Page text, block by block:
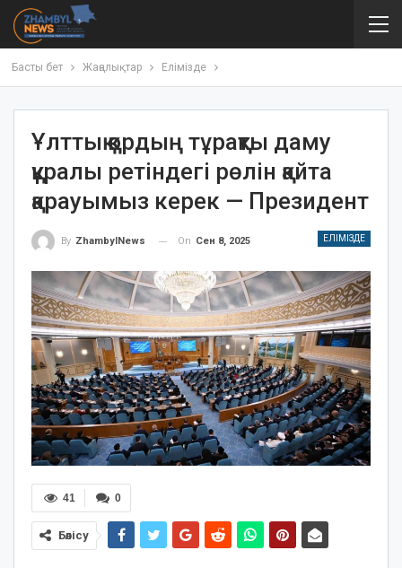
Басты бет Жаңалықтар Елімізде
Ұлттық қордың тұрақты даму
құралы ретіндегі рөлін қайта
қарауымыз керек — Президент
ЕЛІМІЗДЕ
By ZhambylNews On Сен 8, 2025
0
41
Бөлісу